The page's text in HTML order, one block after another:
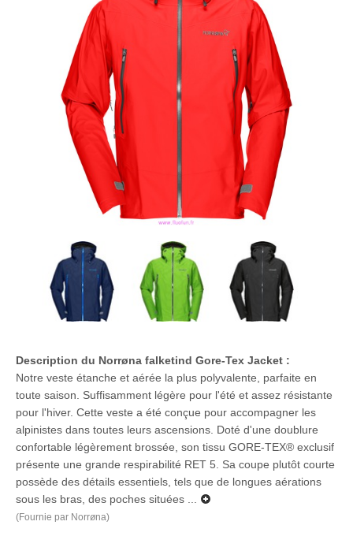
Description du Norrøna falketind Gore-Tex Jacket :
Notre veste étanche et aérée la plus polyvalente, parfaite en
toute saison. Suffisamment légère pour l'été et assez résistante
pour l'hiver. Cette veste a été conçue pour accompagner les
alpinistes dans toutes leurs ascensions. Doté d'une doublure
confortable légèrement brossée, son tissu GORE-TEX® exclusif
présente une grande respirabilité RET 5. Sa coupe plutôt courte
possède des détails essentiels, tels que de longues aérations
sous les bras, des poches situées ...
(Fournie par Norrøna)